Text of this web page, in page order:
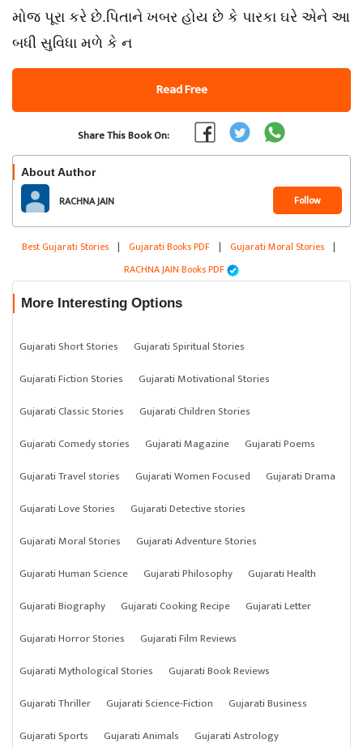
મોજ પૂરા કરે છે.પિતાને ખબર હોય છે કે પારકા ઘરે એને આ
બધી સુવિધા મળે કે ન
Read Free
Share This Book On:
About Author
RACHNA JAIN Follow
Best Gujarati Stories | Gujarati Books PDF | Gujarati Moral Stories |
RACHNA JAIN Books PDF
More Interesting Options
Gujarati Short Stories
Gujarati Spiritual Stories
Gujarati Fiction Stories
Gujarati Motivational Stories
Gujarati Classic Stories
Gujarati Children Stories
Gujarati Comedy stories
Gujarati Magazine
Gujarati Poems
Gujarati Travel stories
Gujarati Women Focused
Gujarati Drama
Gujarati Love Stories
Gujarati Detective stories
Gujarati Moral Stories
Gujarati Adventure Stories
Gujarati Human Science
Gujarati Philosophy
Gujarati Health
Gujarati Biography
Gujarati Cooking Recipe
Gujarati Letter
Gujarati Horror Stories
Gujarati Film Reviews
Gujarati Mythological Stories
Gujarati Book Reviews
Gujarati Thriller
Gujarati Science-Fiction
Gujarati Business
Gujarati Sports
Gujarati Animals Gujarati Astrology